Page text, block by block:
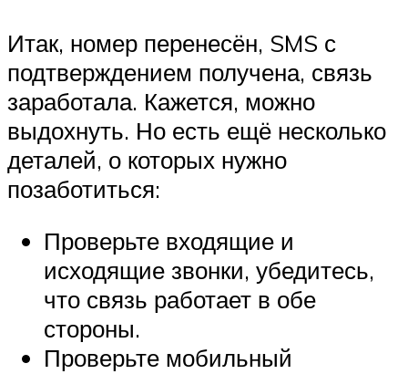
Итак, номер перенесён, SMS с
подтверждением получена, связь
заработала. Кажется, можно
выдохнуть. Но есть ещё несколько
деталей, о которых нужно
позаботиться:
Проверьте входящие и
исходящие звонки, убедитесь,
что связь работает в обе
стороны.
Проверьте мобильный